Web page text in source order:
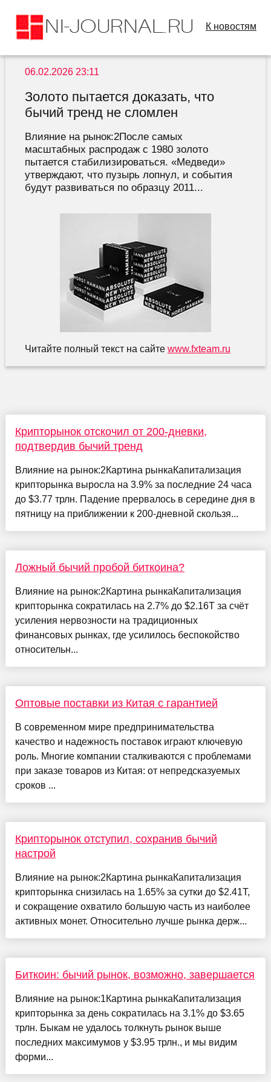
К новостям
06.02.2026 23:11
Золото пытается доказать, что
бычий тренд не сломлен
Влияние на рынок:2После самых
масштабных распродаж с 1980 золото
пытается стабилизироваться. «Медведи»
утверждают, что пузырь лопнул, и события
будут развиваться по образцу 2011...
Читайте полный текст на сайте www.fxteam.ru
Крипторынок отскочил от 200-дневки,
подтвердив бычий тренд
Влияние на рынок:2Картина рынкаКапитализация
крипторынка выросла на 3.9% за последние 24 часа
до $3.77 трлн. Падение прервалось в середине дня в
пятницу на приближении к 200-дневной скользя...
Ложный бычий пробой биткоина?
Влияние на рынок:2Картина рынкаКапитализация
крипторынка сократилась на 2.7% до $2.16T за счёт
усиления нервозности на традиционных
финансовых рынках, где усилилось беспокойство
относительн...
Оптовые поставки из Китая с гарантией
В современном мире предпринимательства
качество и надежность поставок играют ключевую
роль. Многие компании сталкиваются с проблемами
при заказе товаров из Китая: от непредсказуемых
сроков ...
Крипторынок отступил, сохранив бычий
настрой
Влияние на рынок:2Картина рынкаКапитализация
крипторынка снизилась на 1.65% за сутки до $2.41T,
и сокращение охватило большую часть из наиболее
активных монет. Относительно лучше рынка держ...
Биткоин: бычий рынок, возможно, завершается
Влияние на рынок:1Картина рынкаКапитализация
крипторынка за день сократилась на 3.1% до $3.65
трлн. Быкам не удалось толкнуть рынок выше
последних максимумов у $3.95 трлн., и мы видим
форми...